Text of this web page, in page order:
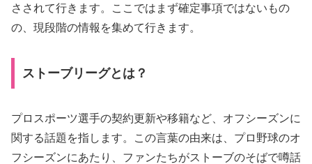
さされて行きます。ここではまず確定事項ではないもの
の、現段階の情報を集めて行きます。
ストーブリーグとは？
プロスポーツ選手の契約更新や移籍など、オフシーズンに
関する話題を指します。この言葉の由来は、プロ野球のオ
フシーズンにあたり、ファンたちがストーブのそばで噂話